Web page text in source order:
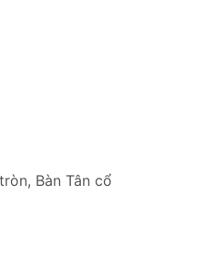
, Bàn Tân cổ